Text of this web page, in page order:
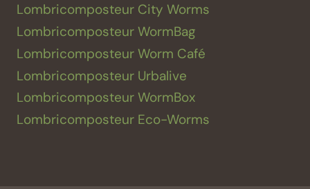
Lombricomposteur City Worms
Lombricomposteur WormBag
Lombricomposteur Worm Café
Lombricomposteur Urbalive
Lombricomposteur WormBox
Lombricomposteur Eco-Worms